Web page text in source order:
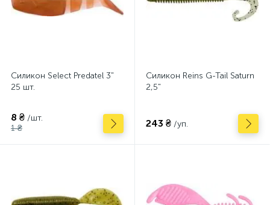
Силикон Select Predatel 3"
25 шт.
8 ₴ /шт.
1 ₴
Силикон Reins G-Tail Saturn
2,5"
243 ₴ /уп.